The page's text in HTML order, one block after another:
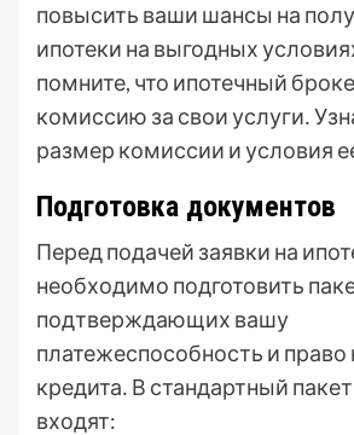
повысить ваши шансы на
ипотеки на выгодных
помните, что ипотечный
комиссию за свои услуги․
размер комиссии и условия
Подготовка документов
Перед подачей заявки на
необходимо подготовить
подтверждающих вашу
платежеспособность и право
кредита․ В стандартный
входят: